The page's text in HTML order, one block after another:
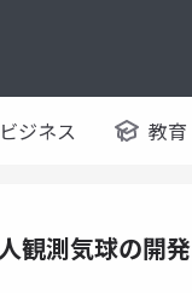
ビジネス 教育
観測気球の開発